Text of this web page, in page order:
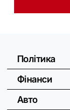
Політика
Фінанси
Авто